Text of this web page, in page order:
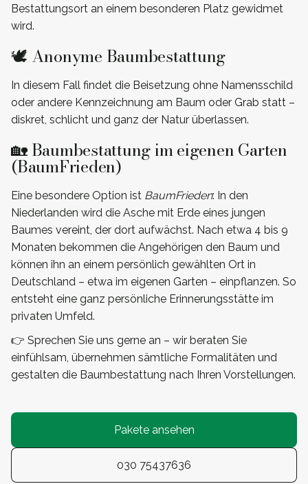
Bestattungsort an einem besonderen Platz gewidmet
wird.
🕊️ Anonyme Baumbestattung
In diesem Fall findet die Beisetzung ohne Namensschild
oder andere Kennzeichnung am Baum oder Grab statt –
diskret, schlicht und ganz der Natur überlassen.
🏡 Baumbestattung im eigenen Garten
(BaumFrieden)
Eine besondere Option ist BaumFrieden: In den
Niederlanden wird die Asche mit Erde eines jungen
Baumes vereint, der dort aufwächst. Nach etwa 4 bis 9
Monaten bekommen die Angehörigen den Baum und
können ihn an einem persönlich gewählten Ort in
Deutschland – etwa im eigenen Garten – einpflanzen. So
entsteht eine ganz persönliche Erinnerungsstätte im
privaten Umfeld.
👉 Sprechen Sie uns gerne an – wir beraten Sie
einfühlsam, übernehmen sämtliche Formalitäten und
gestalten die Baumbestattung nach Ihren Vorstellungen.
Pakete ansehen
030 75437636